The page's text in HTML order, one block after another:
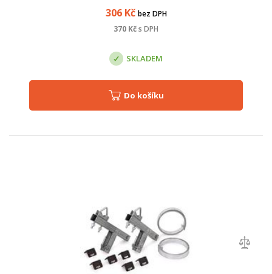
306Kč bez DPH
370 Kčs DPH
SKLADEM
Do košíku